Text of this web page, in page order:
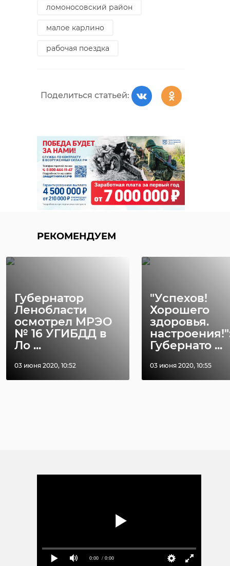
ломоносовский район
малое карлино
рабочая поездка
Поделиться статьей:
РЕКОМЕНДУЕМ
Губернатор
Ленобласти
осмотрел МРЭО
№ 16 УГИБДД в
Ло ...
03 июня 2020, 10:52
"Успехов!
Хорошего
здоровья.
Губернато ...
03 июня 2020, 10:55
0:00 / 0:00